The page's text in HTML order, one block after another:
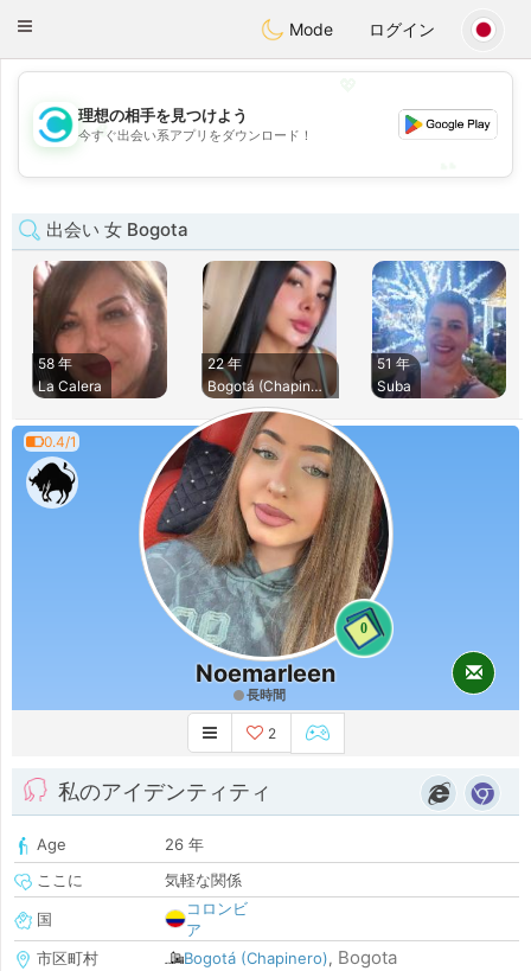
olombiaCitas
Toggle
Mode ログイン
💖
💕
理想の相手を見つけよう
今すぐ出会い系アプリをダウンロード！
出会い 女 Bogota
58 年
La Calera
22 年
Bogotá (Chapinero)
51 年
Suba
0.4/1
0
Noemarleen
長時間
2
私のアイデンティティ
Age
26 年
ここに
気軽な関係
国
コロンビ
ア
市区町村
Bogotá (Chapinero), Bogota